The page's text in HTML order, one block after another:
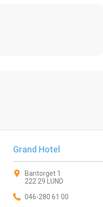
Grand Hotel
Bantorget 1
222 29 LUND
046-280 61 00